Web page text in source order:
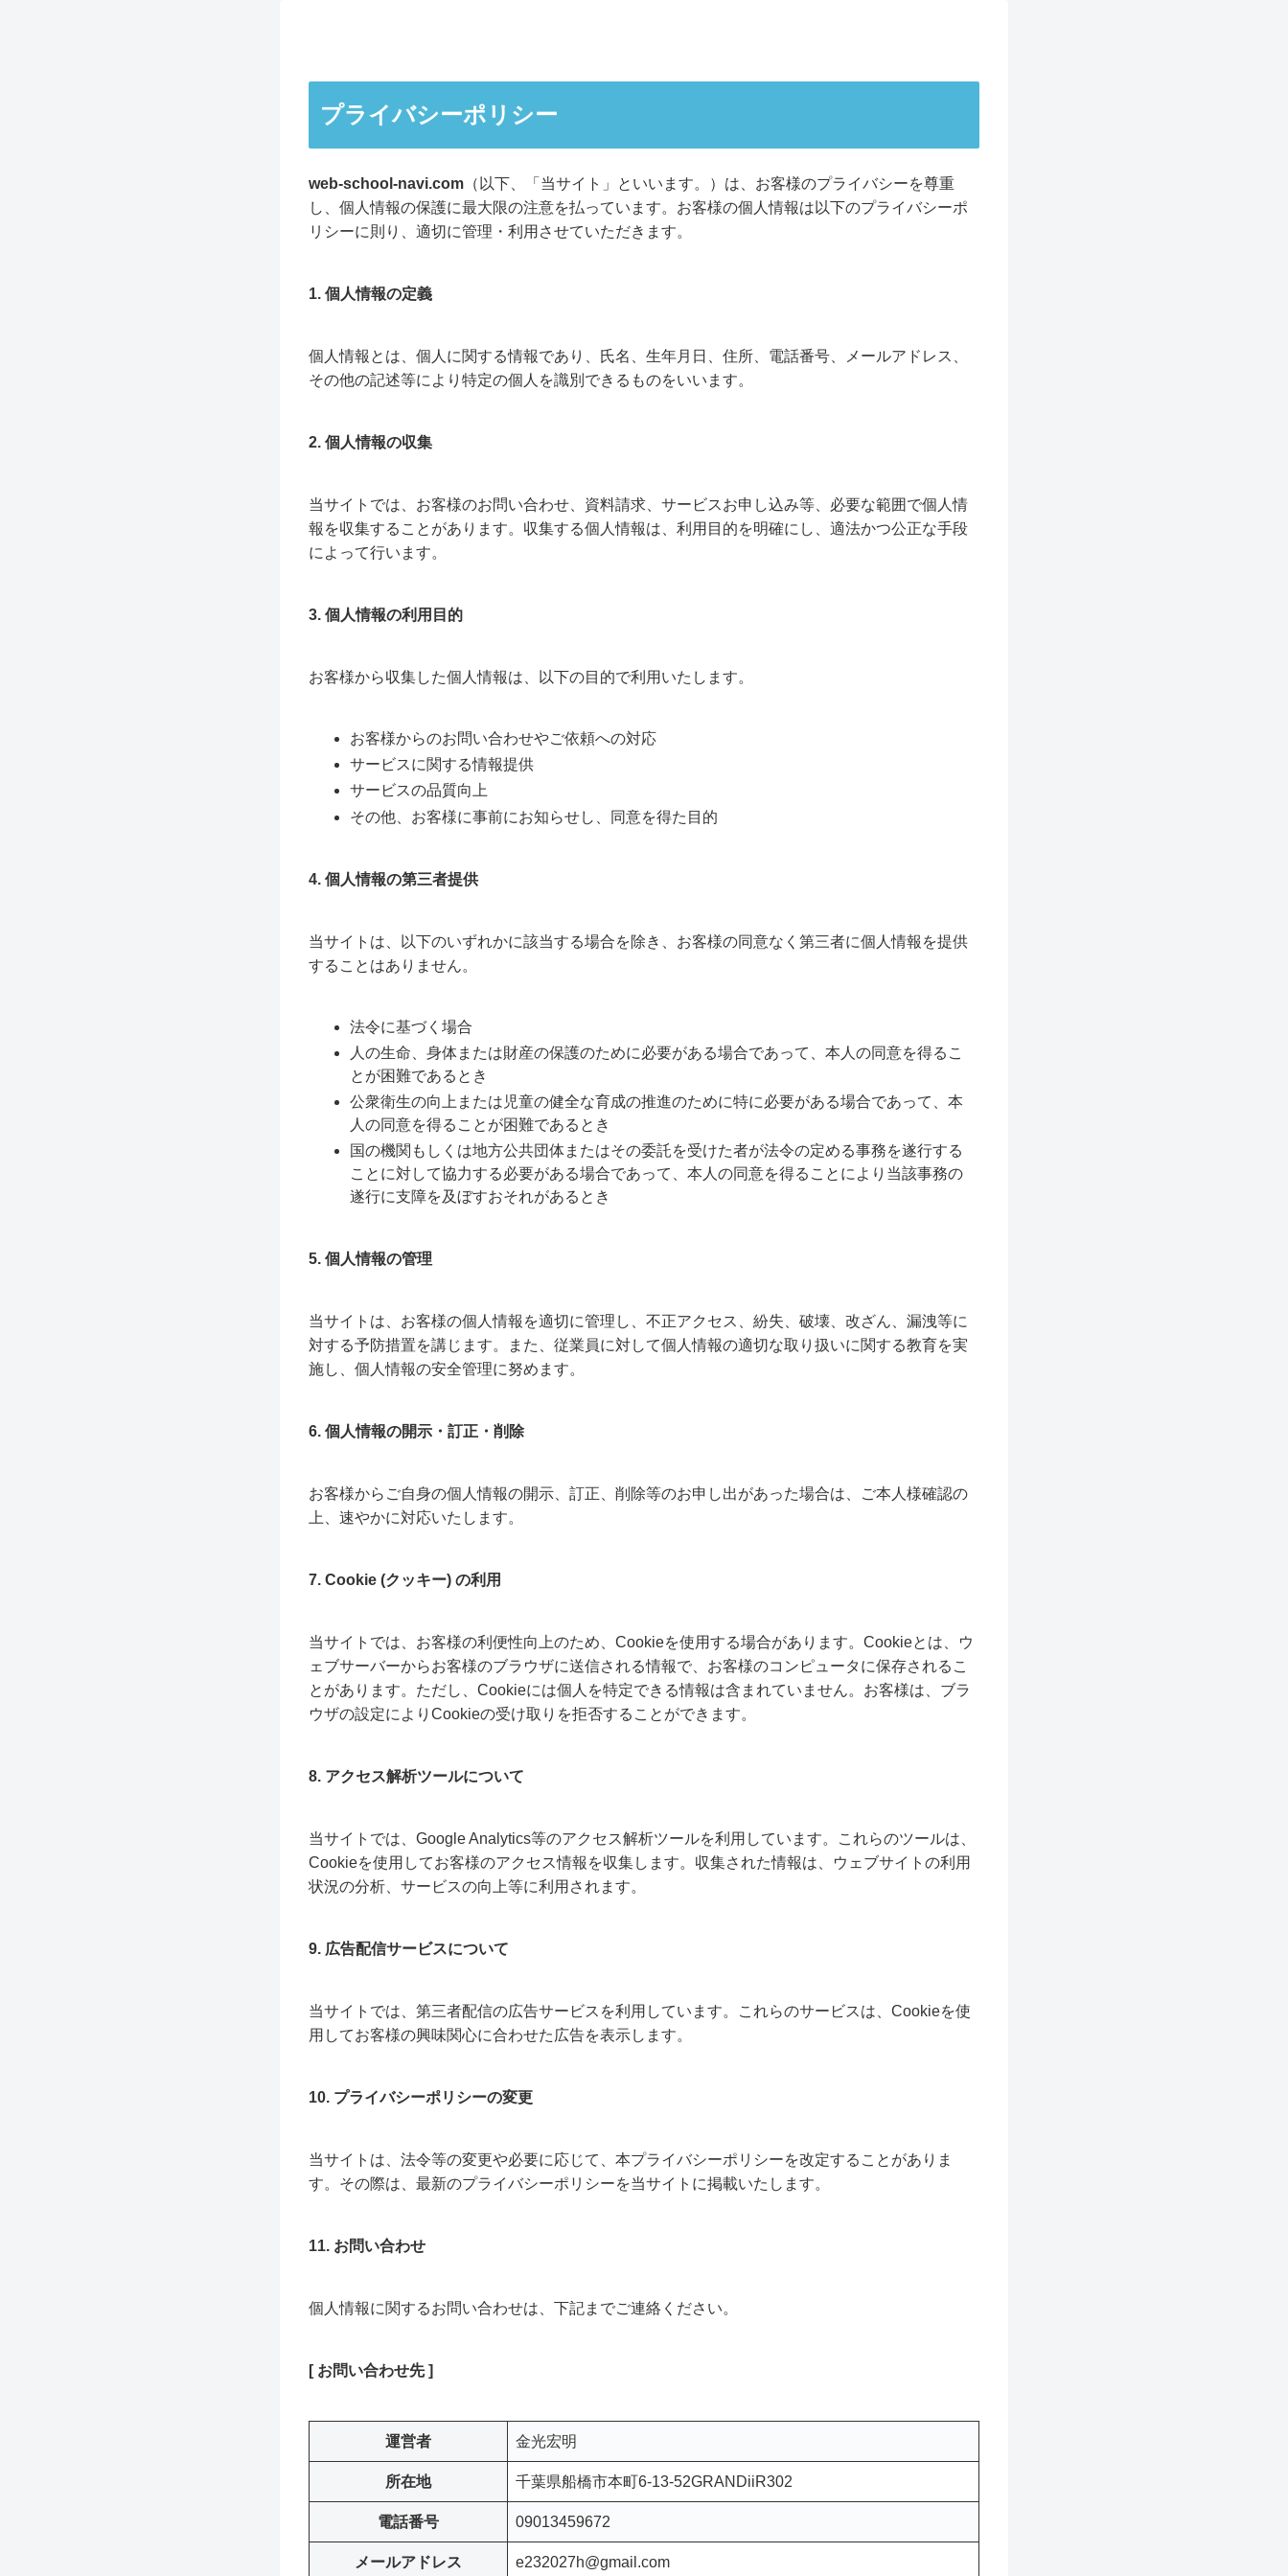
プライバシーポリシー
web-school-navi.com （以下、「当サイト」といいます。）は、お客様のプライバシーを尊重
し、個人情報の保護に最大限の注意を払っています。お客様の個人情報は以下のプライバシーポ
リシーに則り、適切に管理・利用させていただきます。
1. 個人情報の定義
個人情報とは、個人に関する情報であり、氏名、生年月日、住所、電話番号、メールアドレス、
その他の記述等により特定の個人を識別できるものをいいます。
2. 個人情報の収集
当サイトでは、お客様のお問い合わせ、資料請求、サービスお申し込み等、必要な範囲で個人情
報を収集することがあります。収集する個人情報は、利用目的を明確にし、適法かつ公正な手段
によって行います。
3. 個人情報の利用目的
お客様から収集した個人情報は、以下の目的で利用いたします。
お客様からのお問い合わせやご依頼への対応
サービスに関する情報提供
サービスの品質向上
その他、お客様に事前にお知らせし、同意を得た目的
4. 個人情報の第三者提供
当サイトは、以下のいずれかに該当する場合を除き、お客様の同意なく第三者に個人情報を提供
することはありません。
法令に基づく場合
人の生命、身体または財産の保護のために必要がある場合であって、本人の同意を得るこ
とが困難であるとき
公衆衛生の向上または児童の健全な育成の推進のために特に必要がある場合であって、本
人の同意を得ることが困難であるとき
国の機関もしくは地方公共団体またはその委託を受けた者が法令の定める事務を遂行する
ことに対して協力する必要がある場合であって、本人の同意を得ることにより当該事務の
遂行に支障を及ぼすおそれがあるとき
5. 個人情報の管理
当サイトは、お客様の個人情報を適切に管理し、不正アクセス、紛失、破壊、改ざん、漏洩等に
対する予防措置を講じます。また、従業員に対して個人情報の適切な取り扱いに関する教育を実
施し、個人情報の安全管理に努めます。
6. 個人情報の開示・訂正・削除
お客様からご自身の個人情報の開示、訂正、削除等のお申し出があった場合は、ご本人様確認の
上、速やかに対応いたします。
7. Cookie (クッキー) の利用
当サイトでは、お客様の利便性向上のため、Cookieを使用する場合があります。Cookieとは、ウ
ェブサーバーからお客様のブラウザに送信される情報で、お客様のコンピュータに保存されるこ
とがあります。ただし、Cookieには個人を特定できる情報は含まれていません。お客様は、ブラ
ウザの設定によりCookieの受け取りを拒否することができます。
8. アクセス解析ツールについて
当サイトでは、Google Analytics等のアクセス解析ツールを利用しています。これらのツールは、
Cookieを使用してお客様のアクセス情報を収集します。収集された情報は、ウェブサイトの利用
状況の分析、サービスの向上等に利用されます。
9. 広告配信サービスについて
当サイトでは、第三者配信の広告サービスを利用しています。これらのサービスは、Cookieを使
用してお客様の興味関心に合わせた広告を表示します。
10. プライバシーポリシーの変更
当サイトは、法令等の変更や必要に応じて、本プライバシーポリシーを改定することがありま
す。その際は、最新のプライバシーポリシーを当サイトに掲載いたします。
11. お問い合わせ
個人情報に関するお問い合わせは、下記までご連絡ください。
[ お問い合わせ先 ]
運営者 金光宏明
所在地 千葉県船橋市本町6-13-52GRANDiiR302
電話番号 09013459672
メールアドレス e232027h@gmail.com